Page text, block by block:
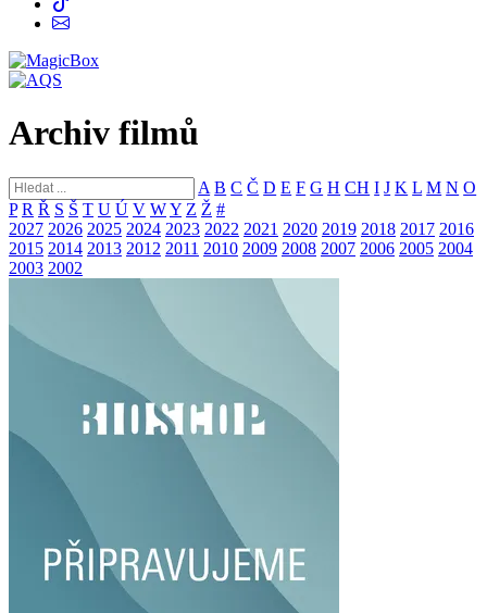
Archiv filmů
A B C Č D E F G H CH I J K L M N O
P R Ř S Š T U Ú V WY Z Ž #
2027 2026 2025 2024 2023 2022 2021 2020 2019 2018 2017 2016
2015 2014 2013 2012 2011 2010 2009 2008 2007 2006 2005 2004
2003 2002